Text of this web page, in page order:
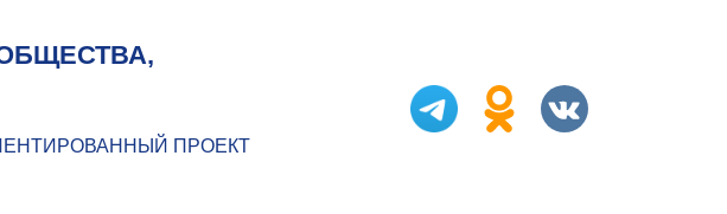
ПРОЕКТ